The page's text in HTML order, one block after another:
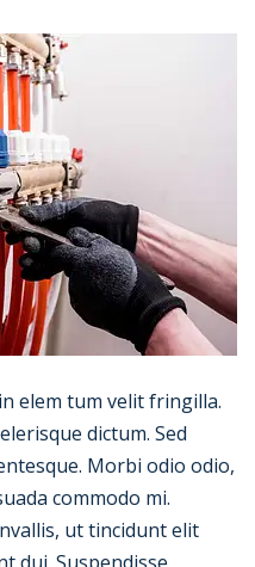
elem tum velit fringilla.
dictum. Sed
Morbi odio odio,
commodo mi.
ut tincidunt elit